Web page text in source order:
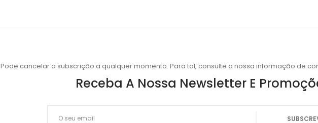
Pode cancelar a subscrição a qualquer momento. Para tal, consulte a nossa informação de
Receba A Nossa Newsletter E